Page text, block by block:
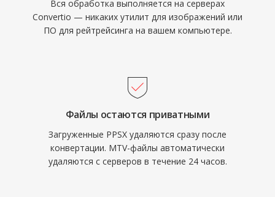
Вся обработка выполняется на серверах
Convertio — никаких утилит для изображений или
ПО для рейтрейсинга на вашем компьютере.
Файлы остаются приватными
Загруженные PPSX удаляются сразу после
конвертации. MTV-файлы автоматически
удаляются с серверов в течение 24 часов.